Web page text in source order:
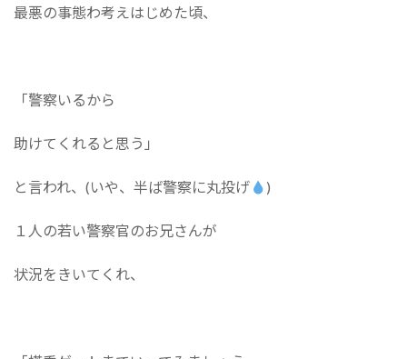
最悪の事態わ考えはじめた頃、
「警察いるから
助けてくれると思う」
と言われ、(いや、半ば警察に丸投げ )
１人の若い警察官のお兄さんが
状況をきいてくれ、